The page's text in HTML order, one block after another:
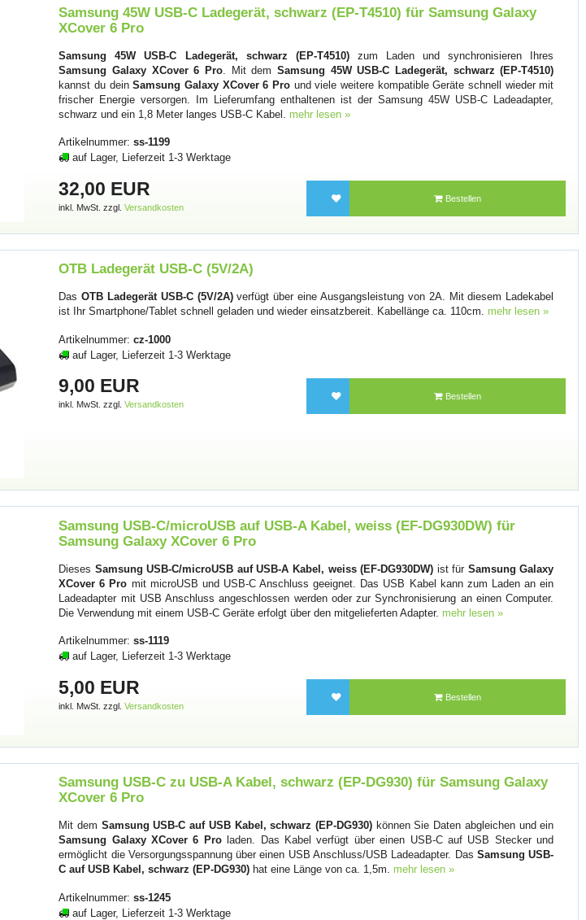
Samsung 45W USB-C Ladegerät, schwarz (EP-T4510) für Samsung Galaxy
XCover 6 Pro
Samsung 45W USB-C Ladegerät, schwarz (EP-T4510)zum Laden und synchronisieren Ihres
Samsung Galaxy XCover 6 Pro. Mit dem Samsung 45W USB-C Ladegerät, schwarz (EP-T4510)
kannst du deinSamsung Galaxy XCover 6 Pround viele weitere kompatible Geräte schnell wieder mit
frischer Energie versorgen. Im Lieferumfang enthaltenen ist der Samsung 45W USB-C Ladeadapter,
schwarz und ein 1,8 Meter langes USB-C Kabel. mehr lesen »
Artikelnummer:ss-1199
auf Lager, Lieferzeit 1-3 Werktage
32,00 EUR
inkl. MwSt. zzgl.Versandkosten
Bestellen
OTB Ladegerät USB-C (5V/2A)
DasOTB Ladegerät USB-C (5V/2A)verfügt über eine Ausgangsleistung von 2A. Mit diesem Ladekabel
ist Ihr Smartphone/Tablet schnell geladen und wieder einsatzbereit. Kabellänge ca. 110cm. mehr lesen »
Artikelnummer:cz-1000
auf Lager, Lieferzeit 1-3 Werktage
9,00 EUR
inkl. MwSt. zzgl.Versandkosten
Bestellen
Samsung USB-C/microUSB auf USB-A Kabel, weiss (EF-DG930DW) für
Samsung Galaxy XCover 6 Pro
Dieses Samsung USB-C/microUSB auf USB-A Kabel, weiss (EF-DG930DW) ist für Samsung Galaxy
XCover 6 Pro mit microUSB und USB-C Anschluss geeignet. Das USB Kabel kann zum Laden an ein
Ladeadapter mit USB Anschluss angeschlossen werden oder zur Synchronisierung an einen Computer.
Die Verwendung mit einem USB-C Geräte erfolgt über den mitgelieferten Adapter. mehr lesen »
Artikelnummer:ss-1119
auf Lager, Lieferzeit 1-3 Werktage
5,00 EUR
inkl. MwSt. zzgl.Versandkosten
Bestellen
Samsung USB-C zu USB-A Kabel, schwarz (EP-DG930) für Samsung Galaxy
XCover 6 Pro
Mit dem Samsung USB-C auf USB Kabel, schwarz (EP-DG930)können Sie Daten abgleichen und ein
Samsung Galaxy XCover 6 Proladen. Das Kabel verfügt über einen USB-C auf USB Stecker und
ermöglicht die Versorgungsspannung über einen USB Anschluss/USB Ladeadapter. Das Samsung USB-
C auf USB Kabel, schwarz (EP-DG930) hat eine Länge von ca. 1,5m. mehr lesen »
Artikelnummer:ss-1245
auf Lager, Lieferzeit 1-3 Werktage